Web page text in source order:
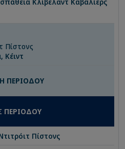
Πίστονς
Κέιντ
ΠΕΡΙΟΔΟΥ
ΠΕΡΙΟΔΟΥ
Πίστονς